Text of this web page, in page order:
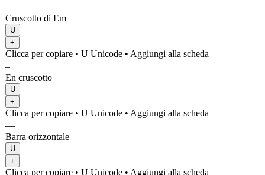
—
Cruscotto di Em
U
+
Clicca per copiare • U Unicode • Aggiungi alla scheda
–
En cruscotto
U
+
Clicca per copiare • U Unicode • Aggiungi alla scheda
―
Barra orizzontale
U
+
Clicca per copiare • U Unicode • Aggiungi alla scheda